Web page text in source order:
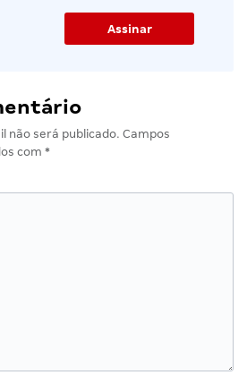
não será publicado. Campos
com *